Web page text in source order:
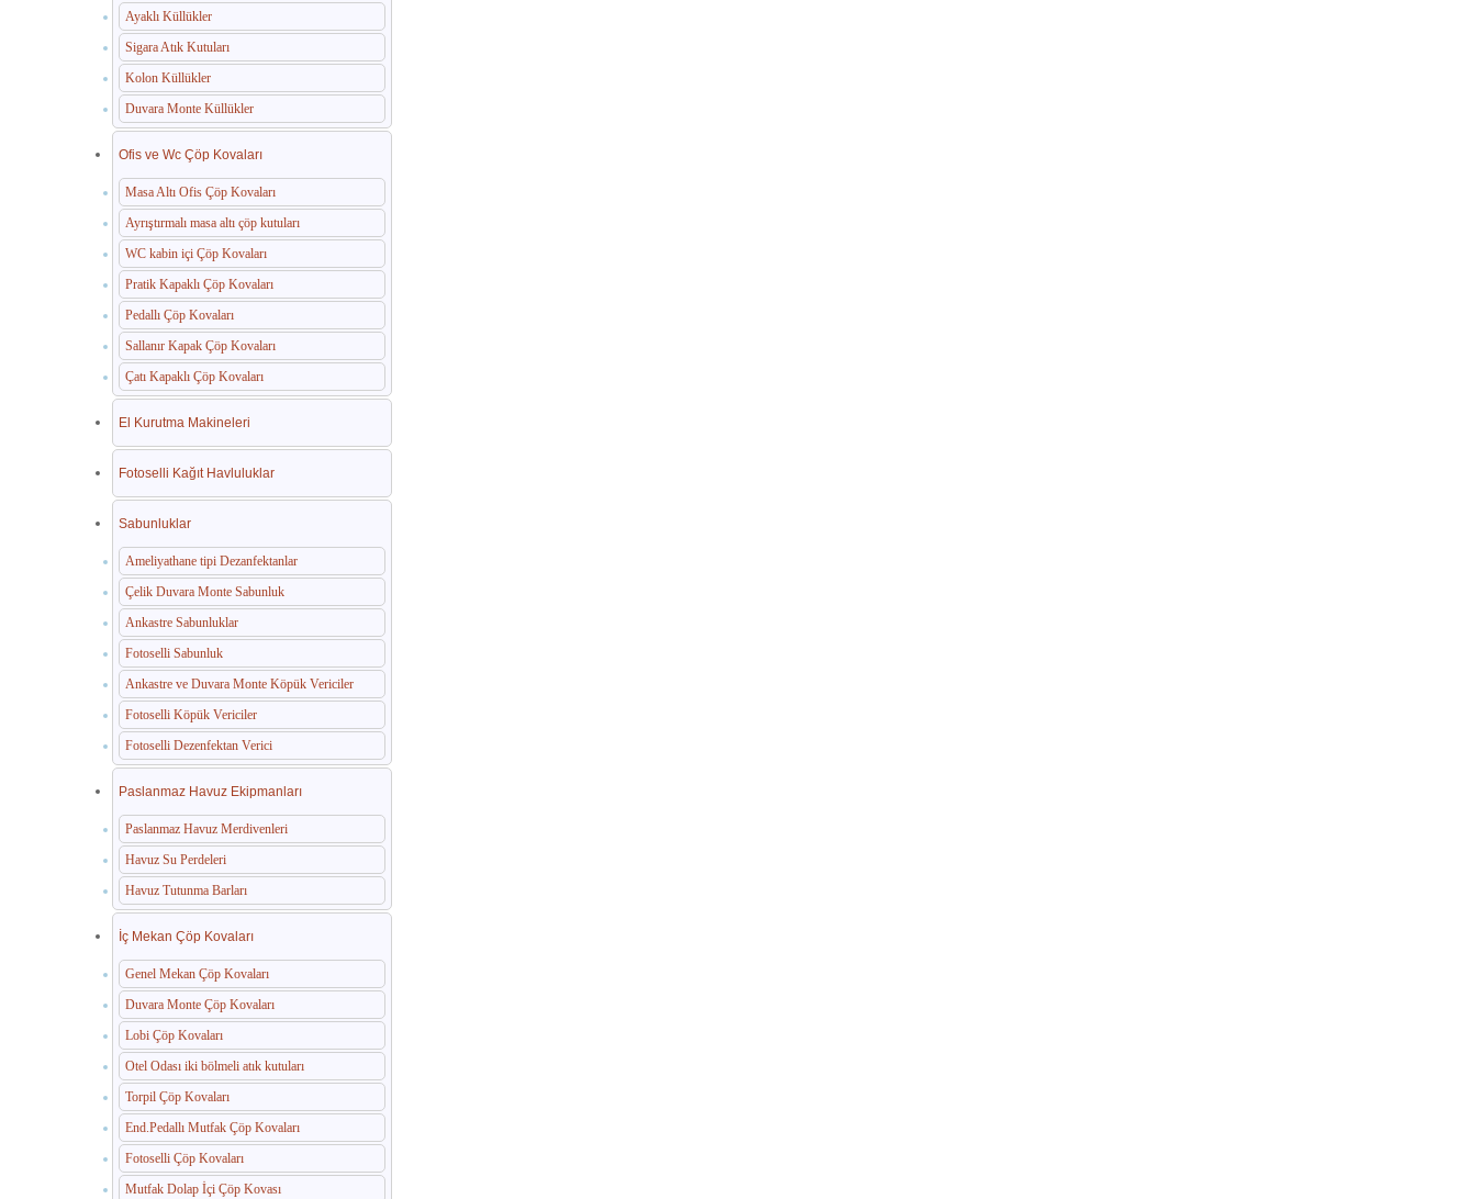
Ayaklı Küllükler
Sigara Atık Kutuları
Kolon Küllükler
Duvara Monte Küllükler
Ofis ve Wc Çöp Kovaları
Masa Altı Ofis Çöp Kovaları
Ayrıştırmalı masa altı çöp kutuları
WC kabin içi Çöp Kovaları
Pratik Kapaklı Çöp Kovaları
Pedallı Çöp Kovaları
Sallanır Kapak Çöp Kovaları
Çatı Kapaklı Çöp Kovaları
El Kurutma Makineleri
Fotoselli Kağıt Havluluklar
Sabunluklar
Ameliyathane tipi Dezanfektanlar
Çelik Duvara Monte Sabunluk
Ankastre Sabunluklar
Fotoselli Sabunluk
Ankastre ve Duvara Monte Köpük Vericiler
Fotoselli Köpük Vericiler
Fotoselli Dezenfektan Verici
Paslanmaz Havuz Ekipmanları
Paslanmaz Havuz Merdivenleri
Havuz Su Perdeleri
Havuz Tutunma Barları
İç Mekan Çöp Kovaları
Genel Mekan Çöp Kovaları
Duvara Monte Çöp Kovaları
Lobi Çöp Kovaları
Otel Odası iki bölmeli atık kutuları
Torpil Çöp Kovaları
End.Pedallı Mutfak Çöp Kovaları
Fotoselli Çöp Kovaları
Mutfak Dolap İçi Çöp Kovası